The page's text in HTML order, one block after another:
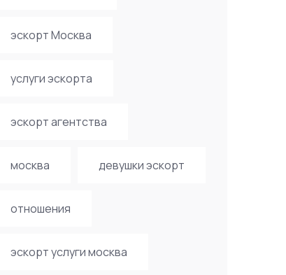
эскорт Москва
услуги эскорта
эскорт агентства
москва девушки эскорт
отношения
эскорт услуги москва